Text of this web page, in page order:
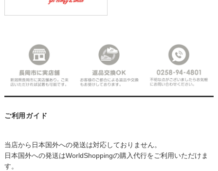
ご利用ガイド
当店から日本国外への発送は対応しておりません。
日本国外への発送はWorldShoppingの購入代行をご利用いただけま
す。